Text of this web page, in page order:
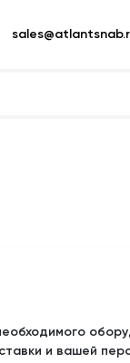
и вашей